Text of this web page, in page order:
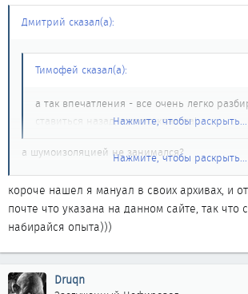
Дмитрий сказал(а):
Тимофей сказал(а):
а так впечатления - все очень легко
ставиться назад, просто красота!
Нажмите, чтобы раскрыть...
а шумоизоляцией не занимался?
минимальное описание процесса и
то с меня пиво...
Нажмите, чтобы раскрыть...
короче нашел я мануал в своих архивах, и
почте что указана на данном сайте, так что
набирайся опыта)))
Druqn